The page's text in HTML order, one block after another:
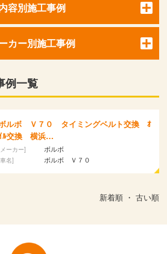
容別施工事例
カー別施工事例
例一覧
ルボ Ｖ７０ タイミングベルト交換 ｵ
ﾙ交換 横浜…
ーカー] ボルボ
名] ボルボ Ｖ７０
新着順・ 古い順